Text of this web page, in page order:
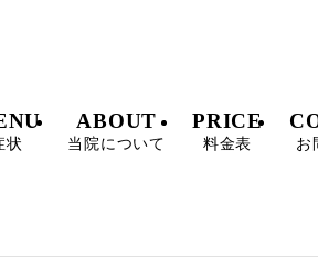
状
ABOUT
当院について
PRICE
料金表 お